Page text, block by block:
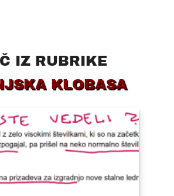
IZ RUBRIKE
KLOBASA